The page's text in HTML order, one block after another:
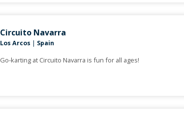
Circuito Navarra
Los Arcos Spain
Go-karting at Circuito Navarra is fun for all ages!